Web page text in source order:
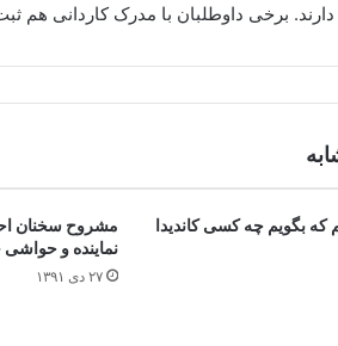
برخی داوطلبان با مدرک کاردانی هم
بگویم چه کسی کاندیدا
نماینده و
۲۷ دی ۱۳۹۱